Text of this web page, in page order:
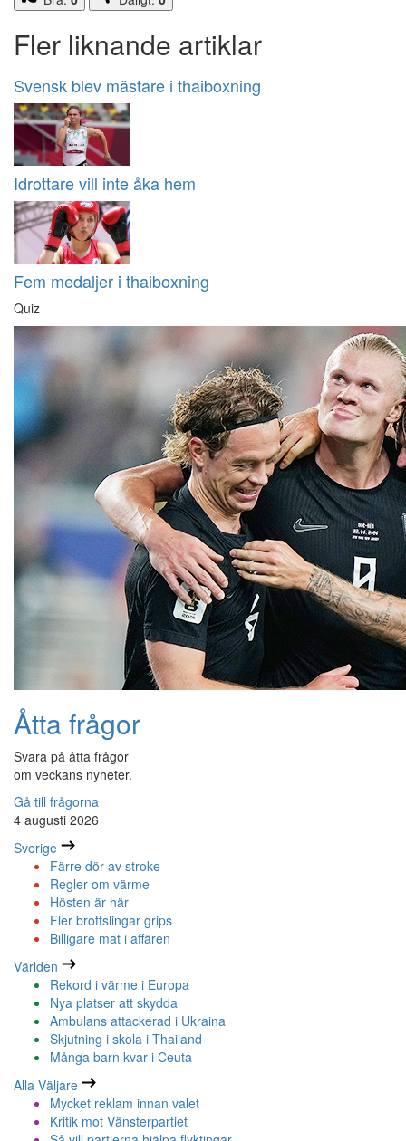
Fler liknande artiklar
Svensk blev mästare i thaiboxning
Idrottare vill inte åka hem
Fem medaljer i thaiboxning
Quiz
Åtta frågor
Svara på åtta frågor
om veckans nyheter.
Gå till frågorna
4 augusti 2026
Sverige
Färre dör av stroke
Regler om värme
Hösten är här
Fler brottslingar grips
Billigare mat i affären
Världen
Rekord i värme i Europa
Nya platser att skydda
Ambulans attackerad i Ukraina
Skjutning i skola i Thailand
Många barn kvar i Ceuta
Alla Väljare
Mycket reklam innan valet
Kritik mot Vänsterpartiet